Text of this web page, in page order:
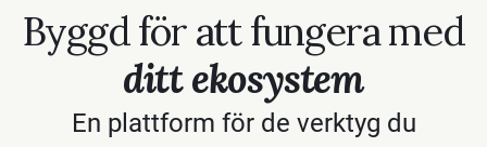
Byggd för att fungera med
ditt ekosystem
En plattform för de verktyg du